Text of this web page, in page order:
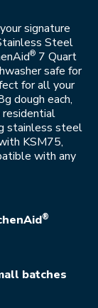
signature
Steel
® 7 Quart
safe for
for all your
dough each,
stainless steel
KSM75,
with any
®
batches